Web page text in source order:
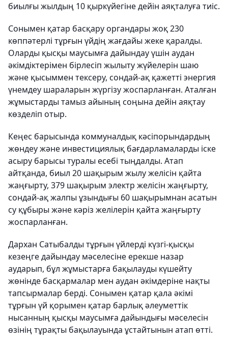
биылғы жылдың 10 қыркүйегіне дейін аяқталуға тиіс.
Сонымен қатар басқару органдары жоқ 230
көппәтерлі тұрғын үйдің жағдайы жеке қаралды.
Оларды қысқы маусымға дайындау үшін аудан
әкімдіктерімен бірлесіп жылыту жүйелерін шаю
және қысыммен тексеру, сондай-ақ қажетті энергия
үнемдеу шараларын жүргізу жоспарланған. Аталған
жұмыстарды тамыз айының соңына дейін аяқтау
көзделіп отыр.
Кеңес барысында коммуналдық кәсіпорындардың
жөндеу және инвестициялық бағдарламаларды іске
асыру барысы туралы есебі тыңдалды. Атап
айтқанда, биыл 20 шақырым жылу желісін қайта
жаңғырту, 379 шақырым электр желісін жаңғырту,
сондай-ақ жалпы ұзындығы 60 шақырымнан асатын
су құбыры және кәріз желілерін қайта жаңғырту
жоспарланған.
Дархан Сатыбалды тұрғын үйлерді күзгі-қысқы
кезеңге дайындау мәселесіне ерекше назар
аударып, бұл жұмыстарға бақылауды күшейту
жөнінде басқармалар мен аудан әкімдеріне нақты
тапсырмалар берді. Сонымен қатар қала әкімі
тұрғын үй қорымен қатар барлық әлеуметтік
нысанның қысқы маусымға дайындығы мәселесін
өзінің тұрақты бақылауында ұстайтынын атап өтті.